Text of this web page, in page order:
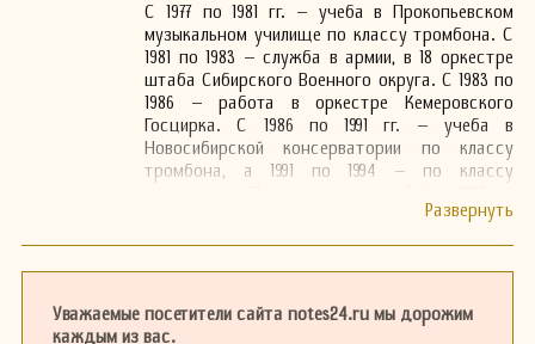
С 1977 по 1981 гг. – учеба в Прокопьевском
музыкальном училище по классу тромбона. С
1981 по 1983 – служба в армии, в 18 оркестре
штаба Сибирского Военного округа. С 1983 по
1986 – работа в оркестре Кемеровского
Госцирка. С 1986 по 1991 гг. – учеба в
Новосибирской консерватории по классу
тромбона, а 1991 по 1994 – по классу
2014 – работа в оркестре Новосибирского
оркестре.Более 500 работ по оркестровке для
духового, эстрадного оркестров, вок.
Уважаемые посетители сайта notes24.ru мы дорожим
каждым из вас.